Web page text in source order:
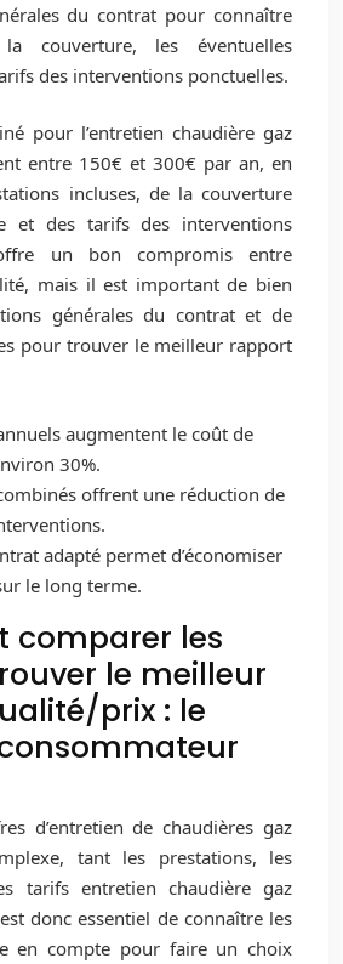
du contrat pour connaître
couverture, les éventuelles
des interventions ponctuelles.
pour l’entretien chaudière gaz
entre 150€ et 300€ par an, en
incluses, de la couverture
et des tarifs des interventions
un bon compromis entre
mais il est important de bien
générales du contrat et de
pour trouver le meilleur rapport
augmentent le coût de
30%.
offrent une réduction de
adapté permet d’économiser
le long terme.
comparer les
le meilleur
prix : le
d’entretien de chaudières gaz
tant les prestations, les
tarifs entretien chaudière gaz
donc essentiel de connaître les
en compte pour faire un choix